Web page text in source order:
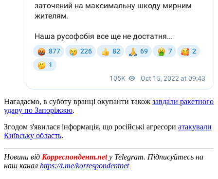
Нагадаємо, в суботу вранці окупанти також завдали ракетного
удару по Запоріжжю.
Згодом з'явилася інформація, що російські агресори атакували
Київську область.
Новини від Корреспондент.netу Telegram. Підписуйтесь на
наш канал https://t.me/korrespondentnet